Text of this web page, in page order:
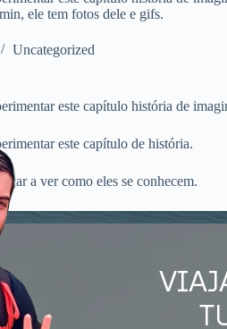
ele tem fotos dele e gifs.
Uncategorized
este capítulo história de
este capítulo de história.
a ver como eles se conhecem.